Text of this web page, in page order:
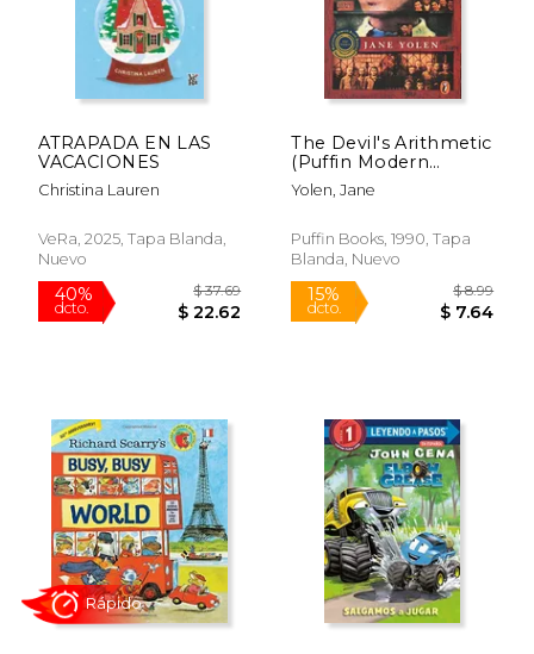
$ 23.22
ATRAPADA EN LAS
VACACIONES
Christina Lauren
VeRa, 2025, Tapa Blanda,
Nuevo
The Devil's Arithmetic
(Puffin Modern
Classics) (en Inglés)
Yolen, Jane
Puffin Books, 1990, Tapa
Blanda, Nuevo